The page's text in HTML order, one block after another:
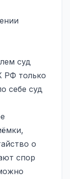
суд
РФ только
себе суд
о
спор